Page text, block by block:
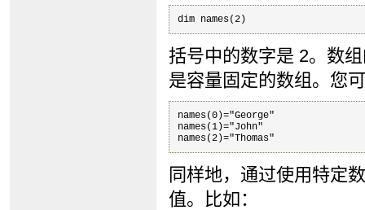
dim names(2)
括号中的数字是 2。数
是容量固定的数组。您
names(0)="George"
names(1)="John"
同样地，通过使用特定
值。比如：